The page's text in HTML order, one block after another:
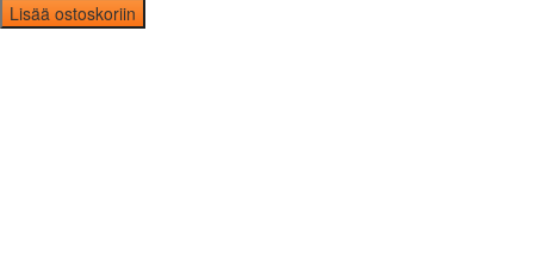
Lisää ostoskoriin